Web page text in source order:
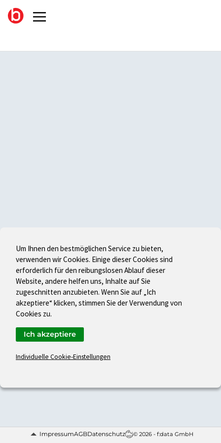
ImpressumAGBDatenschutz © 2026 - f:data GmbH
Um Ihnen den bestmöglichen Service zu bieten,
verwenden wir Cookies. Einige dieser Cookies sind
erforderlich für den reibungslosen Ablauf dieser
Website, andere helfen uns, Inhalte auf Sie
zugeschnitten anzubieten. Wenn Sie auf „Ich
akzeptiere“ klicken, stimmen Sie der Verwendung von
Cookies zu.
Individuelle Cookie-Einstellungen
Ich akzeptiere